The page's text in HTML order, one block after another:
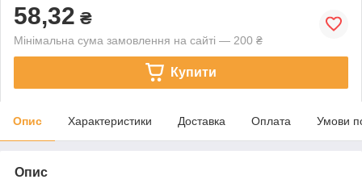
58,32 ₴
Мінімальна сума замовлення на сайті — 200 ₴
Купити
Опис Характеристики Доставка Оплата Умови
Опис